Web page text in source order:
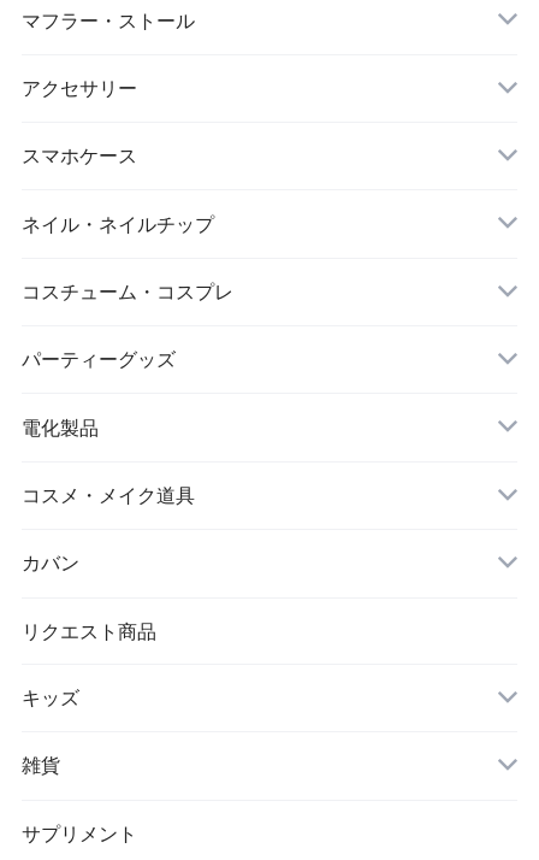
レギンス・スパッツ
スポーツウェアセット
リップ・唇
マスク
ダイエット
アイマスク
靴下・ソックス
シワ取りテープ
レッグウォーマー
マフラー・ストール
大判ストール
アクセサリー
キーホルダー
スマホケース
iPhone
ネイル・ネイルチップ
コスチューム・コスプレ
クリスマス
パーティーグッズ
電化製品
ドローン
コスメ・メイク道具
メイクブラシ
シワ取りテープ
カバン
トートバッグ
リュック
クラッチバッグ
リクエスト商品
キッズ
アウター(女の子)
ボディケア・スキンケア
雑貨
サプリメント